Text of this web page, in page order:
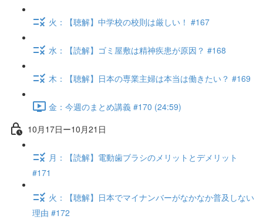
火：【聴解】中学校の校則は厳しい！ #167
水：【読解】ゴミ屋敷は精神疾患が原因？ #168
木：【聴解】日本の専業主婦は本当は働きたい？ #169
金：今週のまとめ講義 #170 (24:59)
10月17日ー10月21日
月：【読解】電動歯ブラシのメリットとデメリット
#171
火：【聴解】日本でマイナンバーがなかなか普及しない
理由 #172